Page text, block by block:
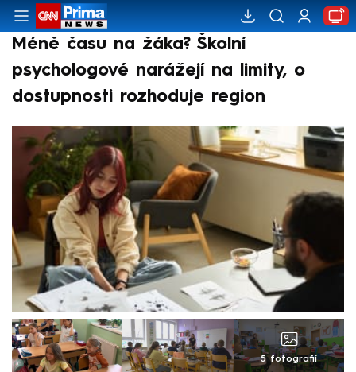
Méně času na žáka? Školní
psychologové narážejí na limity, o
dostupnosti rozhoduje region
5 fotografií